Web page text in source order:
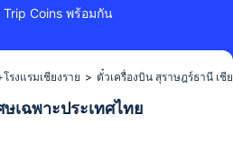
Coins พร้อมกัน
รงแรมเชียงราย > ตั๋วเครื่องบิน สุราษฎร์ธานี เชี
เฉพาะประเทศไทย